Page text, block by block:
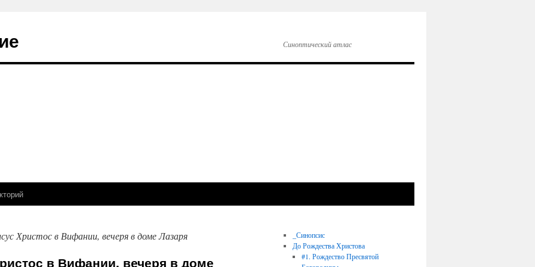
Синоптический атлас
Христос в Вифании, вечеря в доме Лазаря
в Вифании, вечеря в доме
_Синопсис
До Рождества Христова
#1. Рождество Пресвятой